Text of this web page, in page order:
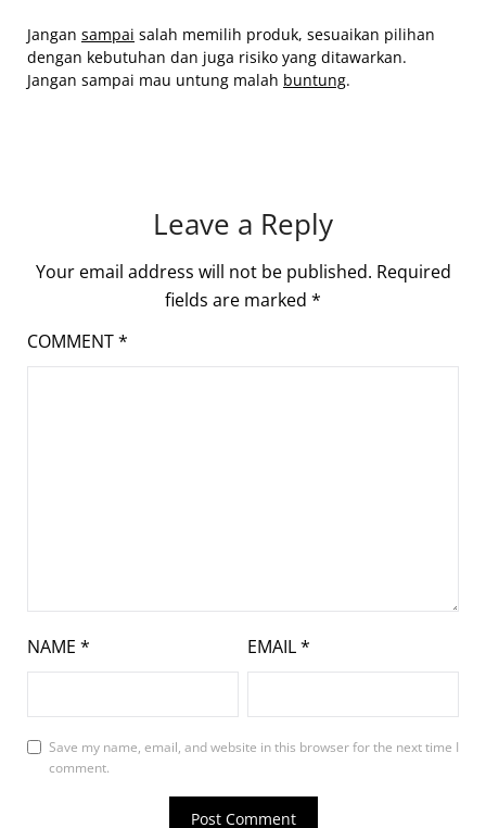
Jangan sampai salah memilih produk, sesuaikan pilihan
dengan kebutuhan dan juga risiko yang ditawarkan.
Jangan sampai mau untung malah buntung.
Leave a Reply
Your email address will not be published. Required
fields are marked *
COMMENT*
NAME * EMAIL*
Save my name, email, and website in this browser for the next time I
comment.